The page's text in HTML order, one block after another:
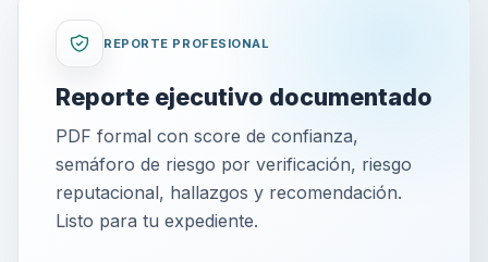
REPORTE PROFESIONAL
Reporte ejecutivo documentado
PDF formal con score de confianza,
semáforo de riesgo por verificación, riesgo
reputacional, hallazgos y recomendación.
Listo para tu expediente.